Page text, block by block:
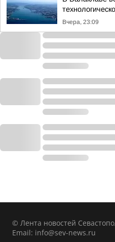
Вчера, 23:09
© Лента новостей
Email: info@sev-news.ru